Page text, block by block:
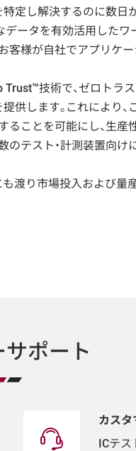
定し解決するのに数日
ータを有効活用した
様が自社でアプリケ
技術で、ゼロト
します。これにより
ことを可能にし、生
テスト・計測装置向
渡り市場投入および量
ポート
カスタ
ICテス